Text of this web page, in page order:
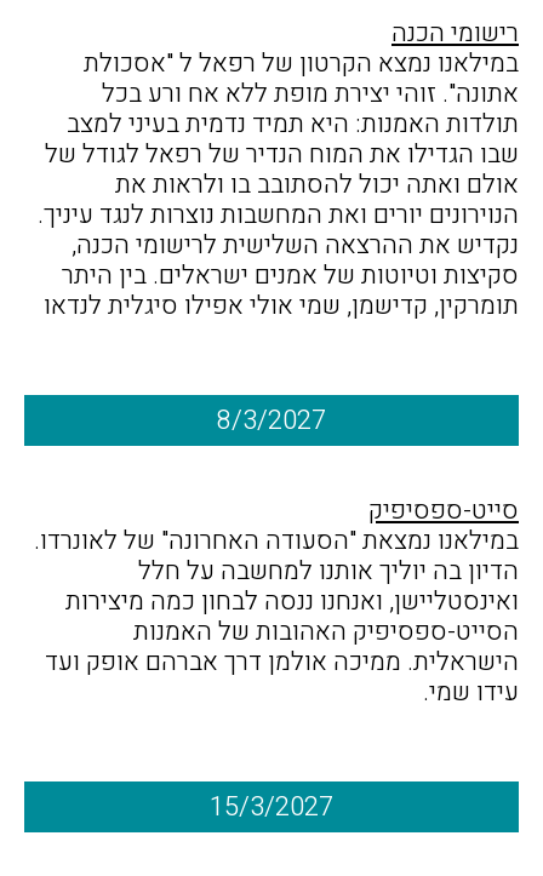
רישומי הכנה
במילאנו נמצא הקרטון של רפאל ל "אסכולת
אתונה". זוהי יצירת מופת ללא אח ורע בכל
תולדות האמנות: היא תמיד נדמית בעיני למצב
שבו הגדילו את המוח הנדיר של רפאל לגודל של
אולם ואתה יכול להסתובב בו ולראות את
הנוירונים יורים ואת המחשבות נוצרות לנגד עיניך.
נקדיש את ההרצאה השלישית לרישומי הכנה,
סקיצות וטיוטות של אמנים ישראלים. בין היתר
תומרקין, קדישמן, שמי אולי אפילו סיגלית לנדאו
8/3/2027
סייט-ספסיפיק
במילאנו נמצאת "הסעודה האחרונה" של לאונרדו.
הדיון בה יוליך אותנו למחשבה על חלל
ואינסטליישן, ואנחנו ננסה לבחון כמה מיצירות
הסייט-ספסיפיק האהובות של האמנות
הישראלית. ממיכה אולמן דרך אברהם אופק ועד
עידו שמי.
15/3/2027